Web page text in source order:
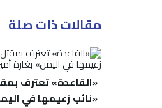
مقالات ذات صلة
«القاعدة» تعترف
«نائب زعيمها في